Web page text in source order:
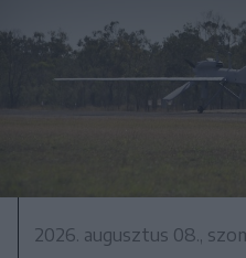
2026. augusztus 08.,